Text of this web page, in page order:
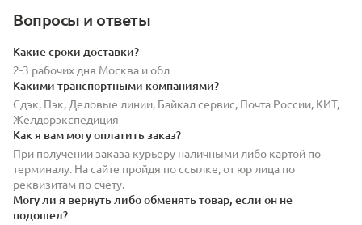
Вопросы и ответы
Какие сроки доставки?
2-3 рабочих дня Москва и обл
Какими транспортными компаниями?
Сдэк, Пэк, Деловые линии, Байкал сервис, Почта России, КИТ,
Желдорэкспедиция
Как я вам могу оплатить заказ?
При получении заказа курьеру наличными либо картой по
терминалу. На сайте пройдя по ссылке, от юр лица по
реквизитам по счету.
Могу ли я вернуть либо обменять товар, если он не
подошел?